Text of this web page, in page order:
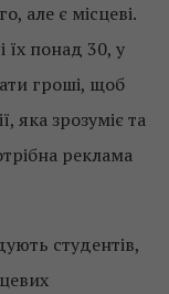
але є місцеві.
їх понад 30, у
гроші, щоб
яка зрозуміє та
реклама
студентів,